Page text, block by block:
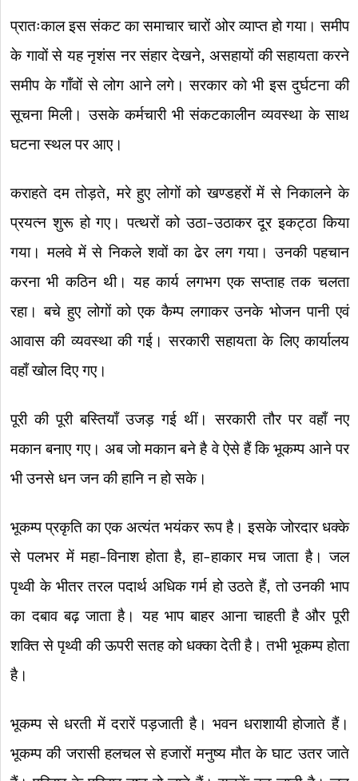
प्रातःकाल इस संकट का समाचार चारों ओर व्याप्त हो गया। समीप
के गावों से यह नृशंस नर संहार देखने, असहायों की सहायता करने
समीप के गाँवों से लोग आने लगे। सरकार को भी इस दुर्घटना की
सूचना मिली। उसके कर्मचारी भी संकटकालीन व्यवस्था के साथ
घटना स्थल पर आए।
कराहते दम तोड़ते, मरे हुए लोगों को खण्डहरों में से निकालने के
प्रयत्न शुरू हो गए। पत्थरों को उठा-उठाकर दूर इकट्ठा किया
गया। मलवे में से निकले शवों का ढेर लग गया। उनकी पहचान
करना भी कठिन थी। यह कार्य लगभग एक सप्ताह तक चलता
रहा। बचे हुए लोगों को एक कैम्प लगाकर उनके भोजन पानी एवं
आवास की व्यवस्था की गई। सरकारी सहायता के लिए कार्यालय
वहाँ खोल दिए गए।
पूरी की पूरी बस्तियाँ उजड़ गई थीं। सरकारी तौर पर वहाँ नए
मकान बनाए गए। अब जो मकान बने है वे ऐसे हैं कि भूकम्प आने पर
भी उनसे धन जन की हानि न हो सके।
भूकम्प प्रकृति का एक अत्यंत भयंकर रूप है। इसके जोरदार धक्के
से पलभर में महा-विनाश होता है, हा-हाकार मच जाता है। जल
पृथ्वी के भीतर तरल पदार्थ अधिक गर्म हो उठते हैं, तो उनकी भाप
का दबाव बढ़ जाता है। यह भाप बाहर आना चाहती है और पूरी
शक्ति से पृथ्वी की ऊपरी सतह को धक्का देती है। तभी भूकम्प होता
है।
भूकम्प से धरती में दरारें पड़जाती है। भवन धराशायी होजाते हैं।
भूकम्प की जरासी हलचल से हजारों मनुष्य मौत के घाट उतर जाते